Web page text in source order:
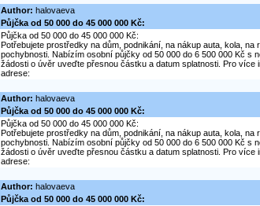
Author: halovaeva
Půjčka od 50 000 do 45 000 000 Kč:
Půjčka od 50 000 do 45 000 000 Kč:
Potřebujete prostředky na dům, podnikání, na nákup auta, kola, na
pochybnosti. Nabízím osobní půjčky od 50 000 do 6 500 000 Kč s
žádosti o úvěr uveďte přesnou částku a datum splatnosti. Pro
adrese:
Author: halovaeva
Půjčka od 50 000 do 45 000 000 Kč:
Půjčka od 50 000 do 45 000 000 Kč:
Potřebujete prostředky na dům, podnikání, na nákup auta, kola, na
pochybnosti. Nabízím osobní půjčky od 50 000 do 6 500 000 Kč s
žádosti o úvěr uveďte přesnou částku a datum splatnosti. Pro
adrese:
Author: halovaeva
Půjčka od 50 000 do 45 000 000 Kč: